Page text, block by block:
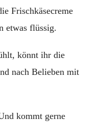
Frischkäsecreme
etwas flüssig.
könnt ihr die
nach Belieben mit
kommt gerne